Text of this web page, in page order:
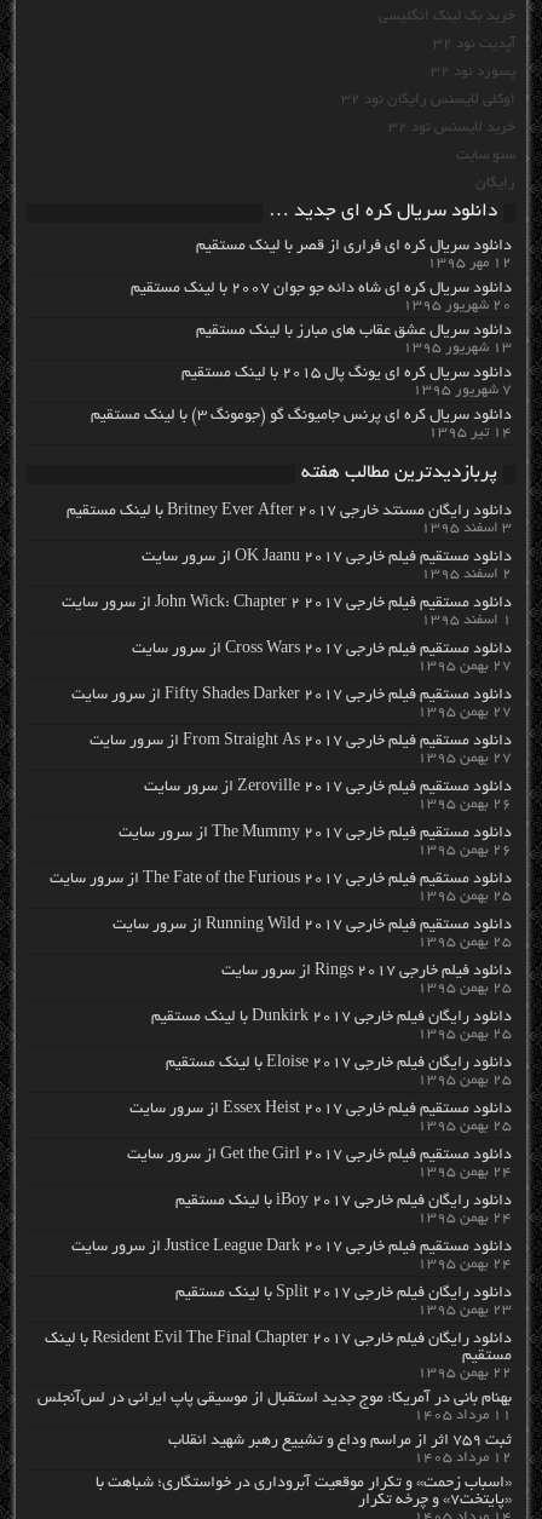
خرید بک لینک انگلیسی
آپدیت نود 32
پسورد نود 32
اوکلی لایسنس رایگان نود 32
خرید لایسنس نود 32
سئو سایت
رایگان
دانلود سریال کره ای جدید …
دانلود سریال کره ای فراری از قصر با لینک مستقیم
۱۲ مهر ۱۳۹۵
دانلود سریال کره ای شاه دائه جو جوان ۲۰۰۷ با لینک مستقیم
۲۰ شهریور ۱۳۹۵
دانلود سریال عشق عقاب های مبارز با لینک مستقیم
۱۳ شهریور ۱۳۹۵
دانلود سریال کره ای یونگ پال ۲۰۱۵ با لینک مستقیم
۷ شهریور ۱۳۹۵
دانلود سریال کره ای پرنس جامیونگ گو (جومونگ ۳) با لینک مستقیم
۱۴ تیر ۱۳۹۵
پربازدیدترین مطالب هفته
دانلود رایگان مسنتد خارجی Britney Ever After 2017 با لینک مستقیم
۳ اسفند ۱۳۹۵
دانلود مستقیم فیلم خارجی OK Jaanu 2017 از سرور سایت
۲ اسفند ۱۳۹۵
دانلود مستقیم فیلم خارجی John Wick: Chapter 2 2017 از سرور سایت
۱ اسفند ۱۳۹۵
دانلود مستقیم فیلم خارجی Cross Wars 2017 از سرور سایت
۲۷ بهمن ۱۳۹۵
دانلود مستقیم فیلم خارجی Fifty Shades Darker 2017 از سرور سایت
۲۷ بهمن ۱۳۹۵
دانلود مستقیم فیلم خارجی From Straight As 2017 از سرور سایت
۲۷ بهمن ۱۳۹۵
دانلود مستقیم فیلم خارجی Zeroville 2017 از سرور سایت
۲۶ بهمن ۱۳۹۵
دانلود مستقیم فیلم خارجی The Mummy 2017 از سرور سایت
۲۶ بهمن ۱۳۹۵
دانلود مستقیم فیلم خارجی The Fate of the Furious 2017 از سرور سایت
۲۵ بهمن ۱۳۹۵
دانلود مستقیم فیلم خارجی Running Wild 2017 از سرور سایت
۲۵ بهمن ۱۳۹۵
دانلود فیلم خارجی Rings 2017 از سرور سایت
۲۵ بهمن ۱۳۹۵
دانلود رایگان فیلم خارجی Dunkirk 2017 با لینک مستقیم
۲۵ بهمن ۱۳۹۵
دانلود رایگان فیلم خارجی Eloise 2017 با لینک مستقیم
۲۵ بهمن ۱۳۹۵
دانلود مستقیم فیلم خارجی Essex Heist 2017 از سرور سایت
۲۵ بهمن ۱۳۹۵
دانلود مستقیم فیلم خارجی Get the Girl 2017 از سرور سایت
۲۴ بهمن ۱۳۹۵
دانلود رایگان فیلم خارجی iBoy 2017 با لینک مستقیم
۲۴ بهمن ۱۳۹۵
دانلود مستقیم فیلم خارجی Justice League Dark 2017 از سرور سایت
۲۴ بهمن ۱۳۹۵
دانلود رایگان فیلم خارجی Split 2017 با لینک مستقیم
۲۳ بهمن ۱۳۹۵
دانلود رایگان فیلم خارجی Resident Evil The Final Chapter 2017 با لینک
مستقیم
۲۲ بهمن ۱۳۹۵
بهنام بانی در آمریکا: موج جدید استقبال از موسیقی پاپ ایرانی در لس‌آنجلس
۱۱ مرداد ۱۴۰۵
ثبت ۷۵۹ اثر از مراسم وداع و تشییع رهبر شهید انقلاب
۱۲ مرداد ۱۴۰۵
«اسباب زحمت» و تکرار موقعیت آبروداری در خواستگاری؛ شباهت با
«پایتخت۷» و چرخه تکرار